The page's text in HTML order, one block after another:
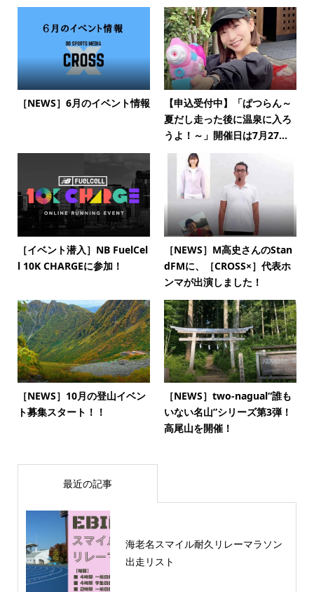
［NEWS］6月のイベント情報
【申込受付中】「ぱつらん～
夏だし走った後に温泉に入ろ
うよ！～」開催日は7月27...
［イベント潜入］NB FuelCel
l 10K CHARGEに参加！
［NEWS］M高史さんのStan
dFMに、［CROSS×］代表ホ
ンマが出演しました！
［NEWS］10月の登山イベン
ト募集スタート！！
［NEWS］two-nagual“誰も
いない名山”シリーズ第3弾！
高尾山を開催！
最近の記事
海老名スマイル耐久リレーマラソン
出走リスト